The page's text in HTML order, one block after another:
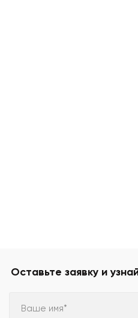
Оставьте заявку и
Ваше имя*